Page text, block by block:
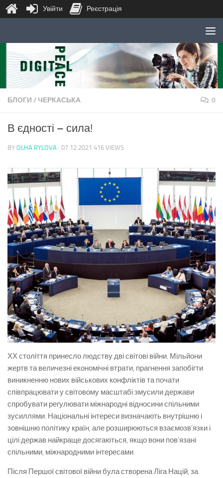
Skip to content
БЛОГИ / ЧЕРКАСЬКА 0
В єдності – сила!
BY OLHA RYLOVA · 07.12.2021 416 VIEWS
ХХ століття принесло людству дві світові війни. Мільйони
жертв та величезні економічні втрати, прагнення запобігти
виникненню нових військових конфліктів та почати
співпрацювати у світовому масштабі змусили держави
спробувати регулювати міжнародні відносини спільними
зусиллями. Національні інтереси визначають внутрішню і
зовнішню політику країн, але розширюються взаємозв’язки і
цілі держав найкраще досягаються, якщо вони пов’язані
спільними, міжнародними інтересами.
Після Першої світової війни була створена Ліга Націй, за
Увійти Реєстрація